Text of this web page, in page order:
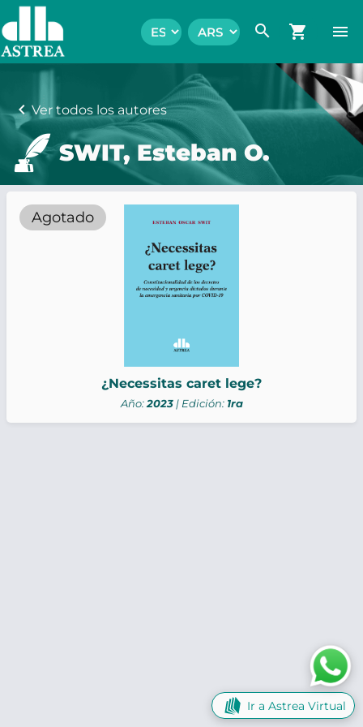
search shopping_cart menu
chevron_leftVer todos los autores
SWIT, Esteban O.
Agotado
¿Necessitas caret lege?
Año:2023| Edición: 1ra
Ir a Astrea Virtual